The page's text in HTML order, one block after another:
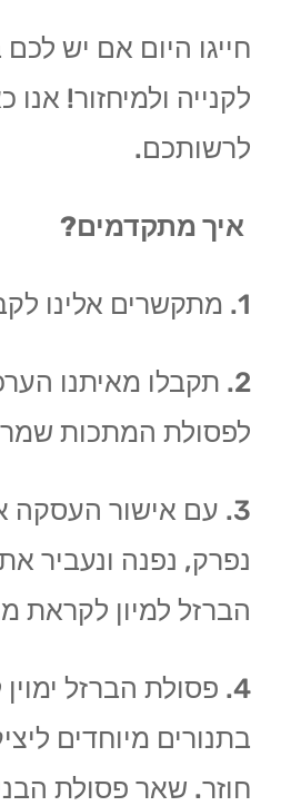
חייגו היום אם יש
לקנייה ולמיחזור! אנו
לרשותכם.
איך מתקדמים?
1. מתקשרים אלינו לקבלת שירות
2. תקבלו מאיתנו
לפסולת המתכות
3. עם אישור העסקה
נפרק, נפנה ונעביר
הברזל למיון לקראת
4. פסולת הברזל ימוין
בתנורים מיוחדים
חוזר. שאר פסולת